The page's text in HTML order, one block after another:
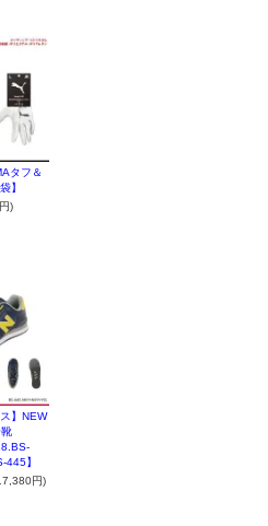
タフ＆
】
)
】NEW
445】
円)